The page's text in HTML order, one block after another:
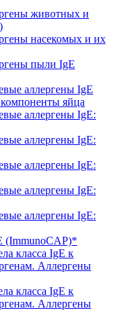
животных и
насекомых и их
пыли IgE
аллергены IgE
яйца
аллергены IgE:
аллергены IgE:
аллергены IgE:
аллергены IgE:
аллергены IgE:
(ImmunoCAP)*
класса IgE к
Аллергены
класса IgE к
Аллергены